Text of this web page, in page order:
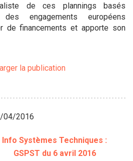
de ces plannings basés
engagements européens
de financements et apporte son
la publication
04/2016
Info Systèmes Techniques :
GSPST du 6 avril 2016